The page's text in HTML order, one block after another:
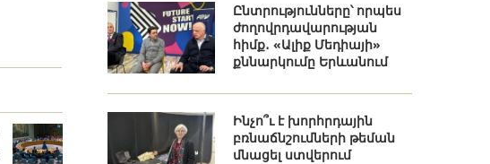
Ընտրությունները՝ որպես
ժողովրդավարության
հիմք․ «Ալիք Մեդիայի»
քննարկումը Երևանում
Ինչո՞ւ է խորհրդային
բռնաճնշումների թեման
մնացել ստվերում